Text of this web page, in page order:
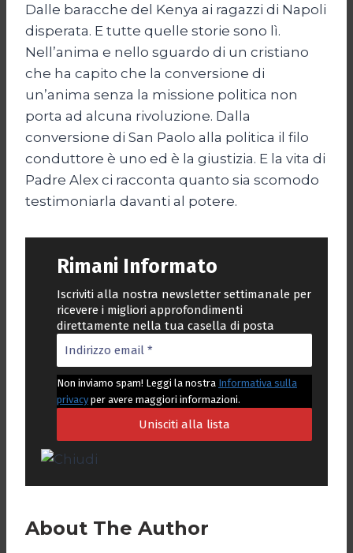
Dalle baracche del Kenya ai ragazzi di Napoli
disperata. E tutte quelle storie sono lì.
Nell’anima e nello sguardo di un cristiano
che ha capito che la conversione di
un’anima senza la missione politica non
porta ad alcuna rivoluzione. Dalla
conversione di San Paolo alla politica il filo
conduttore è uno ed è la giustizia. E la vita di
Padre Alex ci racconta quanto sia scomodo
testimoniarla davanti al potere.
Rimani Informato
Iscriviti alla nostra newsletter settimanale per
ricevere i migliori approfondimenti
direttamente nella tua casella di posta
Non inviamo spam! Leggi la nostra Informativa sulla
privacy per avere maggiori informazioni.
About The Author